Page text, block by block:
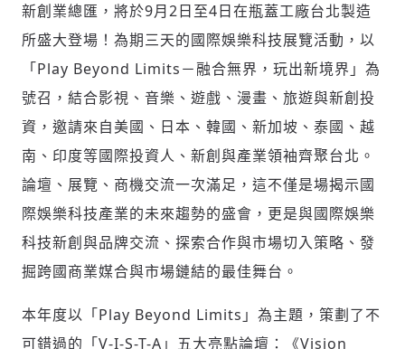
社會
人文
新創業總匯，將於9月2日至4日在瓶蓋工廠台北製造
所盛大登場！為期三天的國際娛樂科技展覽活動，以
「Play Beyond Limits－融合無界，玩出新境界」為
號召，結合影視、音樂、遊戲、漫畫、旅遊與新創投
資，邀請來自美國、日本、韓國、新加坡、泰國、越
南、印度等國際投資人、新創與產業領袖齊聚台北。
論壇、展覽、商機交流一次滿足，這不僅是場揭示國
際娛樂科技產業的未來趨勢的盛會，更是與國際娛樂
科技新創與品牌交流、探索合作與市場切入策略、發
掘跨國商業媒合與市場鏈結的最佳舞台。
本年度以「Play Beyond Limits」為主題，策劃了不
可錯過的「V-I-S-T-A」五大亮點論壇：《Vision